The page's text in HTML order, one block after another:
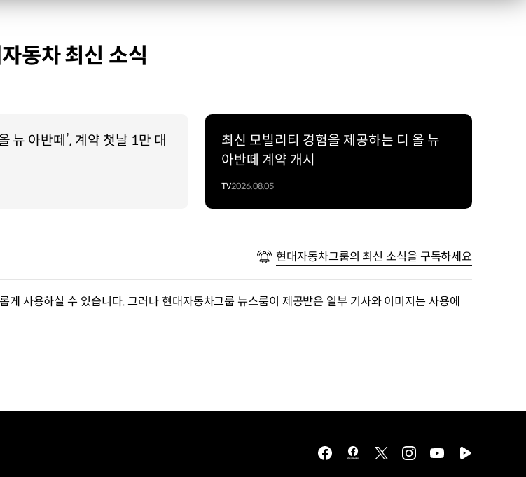
동차 최신 소식
뉴 아반떼’, 계약 첫날 1만 대
최신 모빌리티 경험을 제공하는 디 올 뉴
아반떼 계약 개시
TV2026.08.05
현대자동차그룹의 최신 소식을 구독하세요
게 사용하실 수 있습니다. 그러나 현대자동차그룹 뉴스룸이 제공받은 일부 기사와 이미지는 사용에
facebook
hmg
twitterinstagramyoutubenaver